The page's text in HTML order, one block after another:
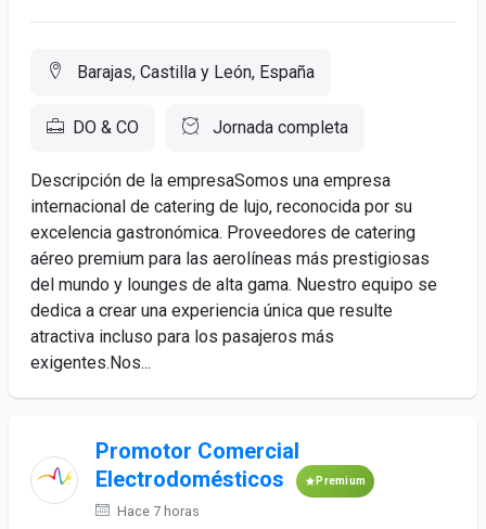
Barajas, Castilla y León, España
DO & CO Jornada completa
Descripción de la empresaSomos una empresa
internacional de catering de lujo, reconocida por su
excelencia gastronómica. Proveedores de catering
aéreo premium para las aerolíneas más prestigiosas
del mundo y lounges de alta gama. Nuestro equipo se
dedica a crear una experiencia única que resulte
atractiva incluso para los pasajeros más
exigentes.Nos...
Promotor Comercial
Electrodomésticos
Premium
Hace 7 horas